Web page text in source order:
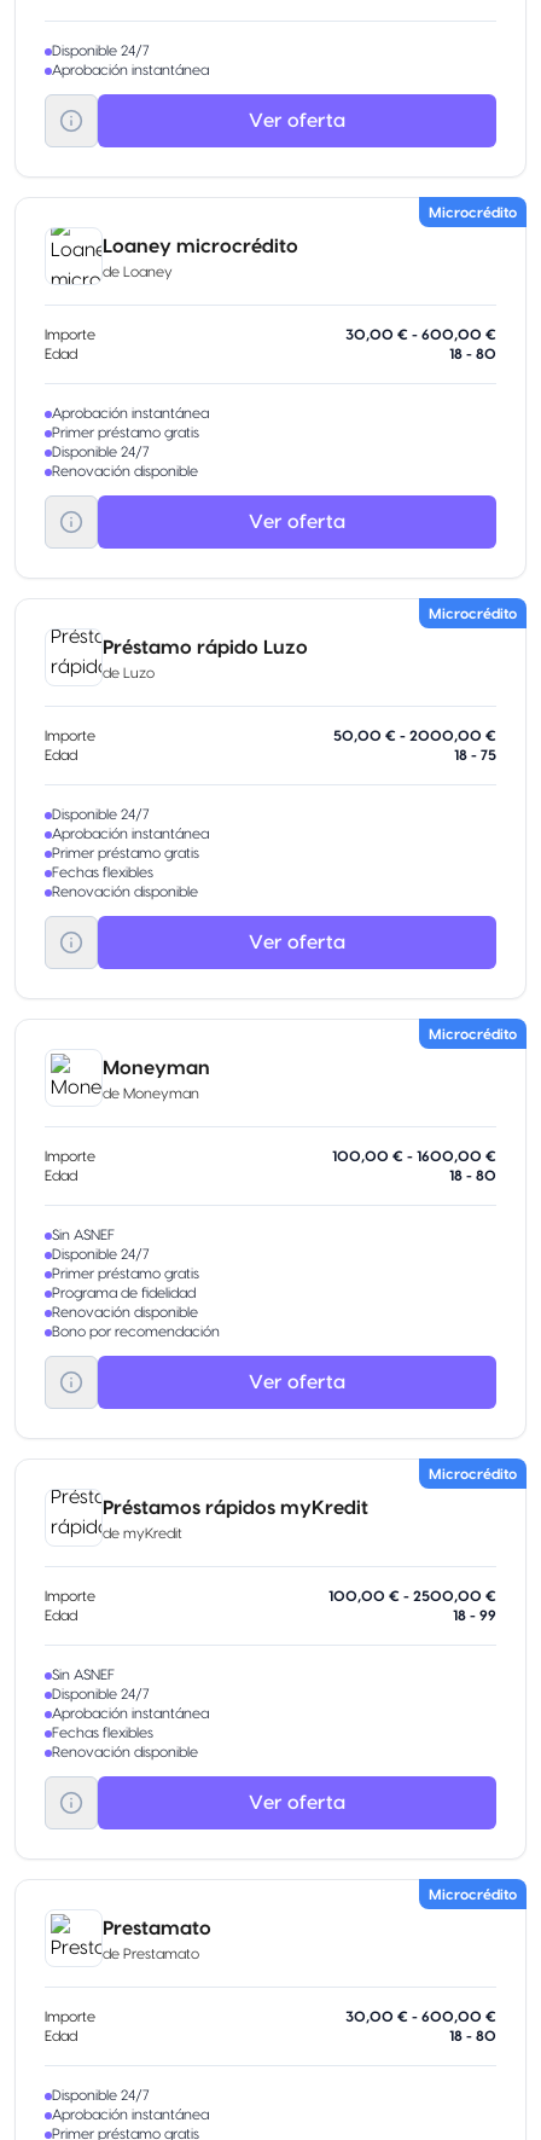
Disponible 24/7
Aprobación instantánea
Ver oferta
Microcrédito
Loaney microcrédito
de Loaney
Importe
30,00 € - 600,00 €
Edad
18 - 80
Aprobación instantánea
Primer préstamo gratis
Disponible 24/7
Renovación disponible
Ver oferta
Microcrédito
Préstamo rápido Luzo
de Luzo
Importe
50,00 € - 2000,00 €
Edad
18 - 75
Disponible 24/7
Aprobación instantánea
Primer préstamo gratis
Fechas flexibles
Renovación disponible
Ver oferta
Microcrédito
Moneyman
de Moneyman
Importe
100,00 € - 1600,00 €
Edad
18 - 80
Sin ASNEF
Disponible 24/7
Primer préstamo gratis
Programa de fidelidad
Renovación disponible
Bono por recomendación
Ver oferta
Microcrédito
Préstamos rápidos myKredit
de myKredit
Importe
100,00 € - 2500,00 €
Edad
18 - 99
Sin ASNEF
Disponible 24/7
Aprobación instantánea
Fechas flexibles
Renovación disponible
Ver oferta
Microcrédito
Prestamato
de Prestamato
Importe
30,00 € - 600,00 €
Edad
18 - 80
Disponible 24/7
Aprobación instantánea
Primer préstamo gratis